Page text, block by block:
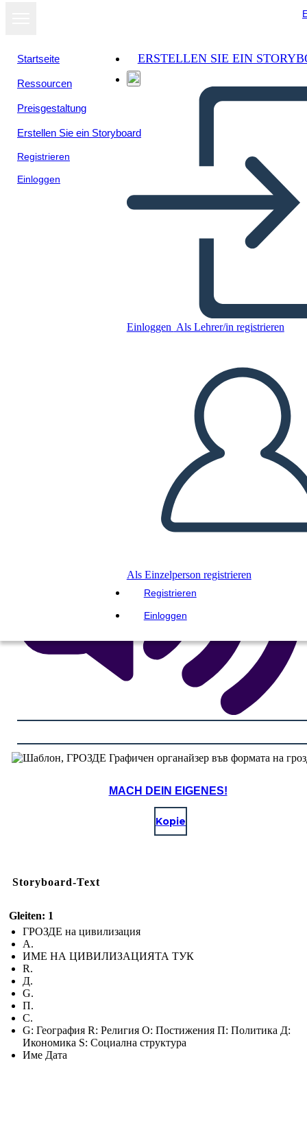
Startseite
Ressourcen
Preisgestaltung
Erstellen Sie ein Storyboard
Registrieren
Einloggen
ERSTELLEN SIE EIN
Einloggen Als Lehrer/in registrieren
Als Einzelperson registrieren
Registrieren
Einloggen
ERSTELLEN SIE EIN STORYBOARD
DIASHOW ABSPIELEN
LIES MIR VOR
MACH DEIN EIGENES!
Kopie
Storyboard-Text
Gleiten: 1
ГРОЗДЕ на цивилизация
А.
ИМЕ НА ЦИВИЛИЗАЦИЯТА ТУК
R.
Д.
G.
П.
С.
G: География R: Религия О: Постижения П: Политика Д:
Икономика S: Социална структура
Име Дата